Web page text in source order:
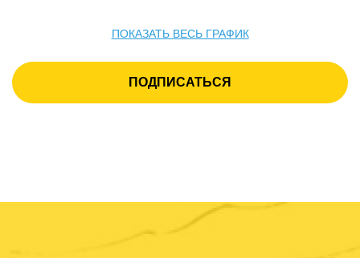
ПОКАЗАТЬ ВЕСЬ ГРАФИК
ПОДПИСАТЬСЯ